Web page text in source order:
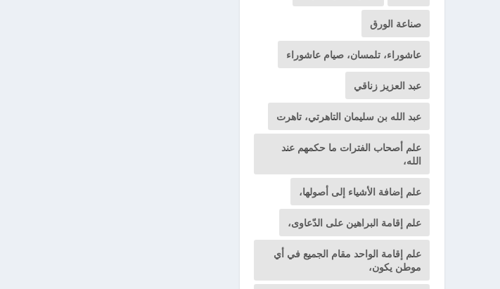
صناعة الورق
عاشوراء، تلمسان، صيام عاشوراء
عبد العزيز زناقي
عبد الله بن سليمان التاهرتي، تاهرت
علم أصحاب الفترات ما حكمهم عند
الله،
علم إضافة الأشياء إلى أصولها،
علم إقامة البراهين على الدّعاوى،
علم إقامة الواحد مقام الجميع في أي
موطن يكون،